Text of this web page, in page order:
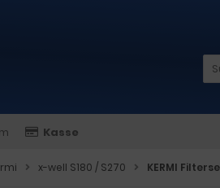
Kasse
x-well S180 / S270 KERMI